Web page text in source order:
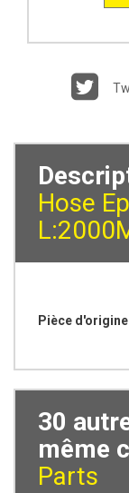
Hose
Pièce
30
même
Parts